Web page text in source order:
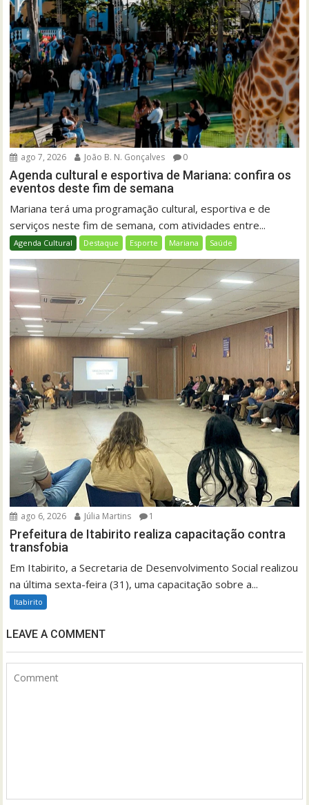
ago 7, 2026 João B. N. Gonçalves 0
Agenda cultural e esportiva de Mariana: confira os
eventos deste fim de semana
Mariana terá uma programação cultural, esportiva e de
serviços neste fim de semana, com atividades entre...
Agenda Cultural Destaque Esporte Mariana Saúde
ago 6, 2026 Júlia Martins 1
Prefeitura de Itabirito realiza capacitação contra
transfobia
Em Itabirito, a Secretaria de Desenvolvimento Social realizou
na última sexta-feira (31), uma capacitação sobre a...
Itabirito
LEAVE A COMMENT